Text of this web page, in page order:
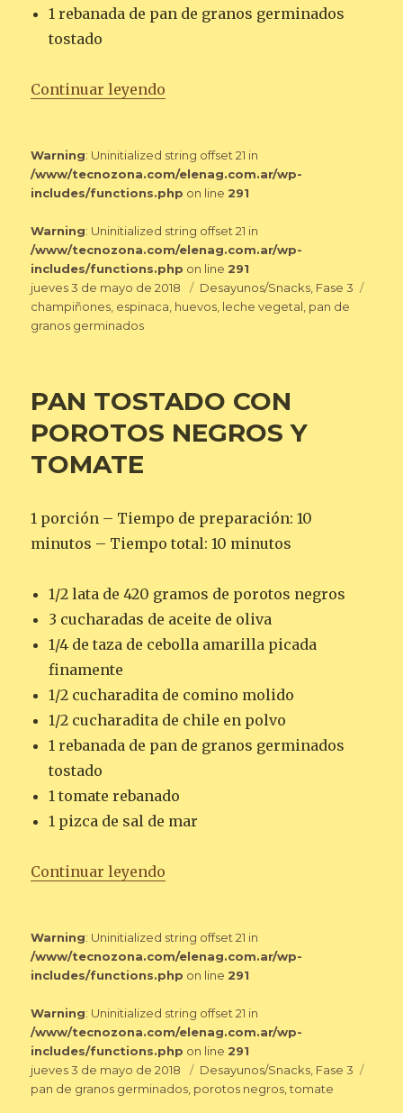
1 rebanada de pan de granos germinados
tostado
Continuar leyendo
Warning: Uninitialized string offset 21 in
/www/tecnozona.com/elenag.com.ar/wp-
includes/functions.php on line 291
Warning: Uninitialized string offset 21 in
/www/tecnozona.com/elenag.com.ar/wp-
includes/functions.php on line 291
Publicado
el
jueves 3 de mayo de 2018 Categorías
Desayunos/Snacks, Fase 3
champiñones, espinaca, huevos, leche vegetal, pan de
granos germinados
PAN TOSTADO CON
POROTOS NEGROS Y
TOMATE
1 porción – Tiempo de preparación: 10
minutos – Tiempo total: 10 minutos
1/2 lata de 420 gramos de porotos negros
3 cucharadas de aceite de oliva
1/4 de taza de cebolla amarilla picada
finamente
1/2 cucharadita de comino molido
1/2 cucharadita de chile en polvo
1 rebanada de pan de granos germinados
tostado
1 tomate rebanado
1 pizca de sal de mar
Continuar leyendo
Warning: Uninitialized string offset 21 in
/www/tecnozona.com/elenag.com.ar/wp-
includes/functions.php on line 291
Warning: Uninitialized string offset 21 in
/www/tecnozona.com/elenag.com.ar/wp-
includes/functions.php on line 291
Publicado
el
jueves 3 de mayo de 2018 Categorías
Desayunos/Snacks, Fase 3
pan de granos germinados, porotos negros,tomate